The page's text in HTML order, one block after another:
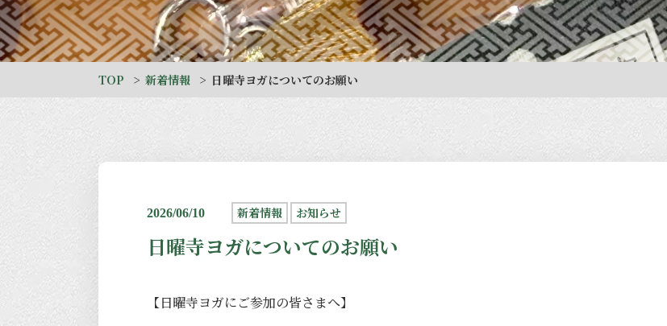
TOP 新着情報 日曜寺ヨガについてのお願い
2026/06/10 新着情報 お知らせ
日曜寺ヨガについてのお願い
【日曜寺ヨガにご参加の皆さまへ】